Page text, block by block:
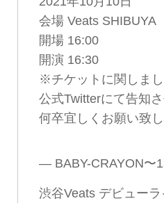
会場 Veats SHIBUYA
開場 16:00
開演 16:30
※チケットに関しま
公式Twitterにて告知
何卒宜しくお願い致
— BABY-CRAYON〜
渋谷Veats デビューラ